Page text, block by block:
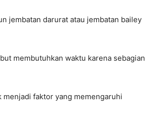
jembatan darurat atau jembatan bailey
membutuhkan waktu karena sebagian
faktor yang memengaruhi